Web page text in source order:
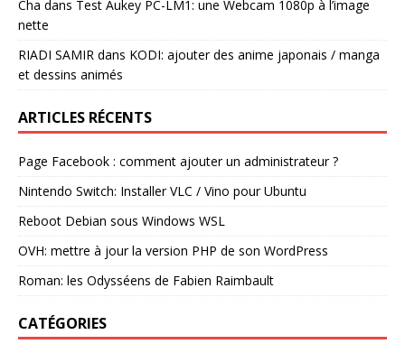
Cha dans Test Aukey PC-LM1: une Webcam 1080p à l’image
nette
RIADI SAMIR dans KODI: ajouter des anime japonais / manga
et dessins animés
ARTICLES RÉCENTS
Page Facebook : comment ajouter un administrateur ?
Nintendo Switch: Installer VLC / Vino pour Ubuntu
Reboot Debian sous Windows WSL
OVH: mettre à jour la version PHP de son WordPress
Roman: les Odysséens de Fabien Raimbault
CATÉGORIES